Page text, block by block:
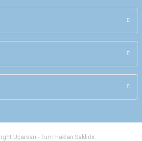
Uçarsan - Tüm Hakları Saklıdır.